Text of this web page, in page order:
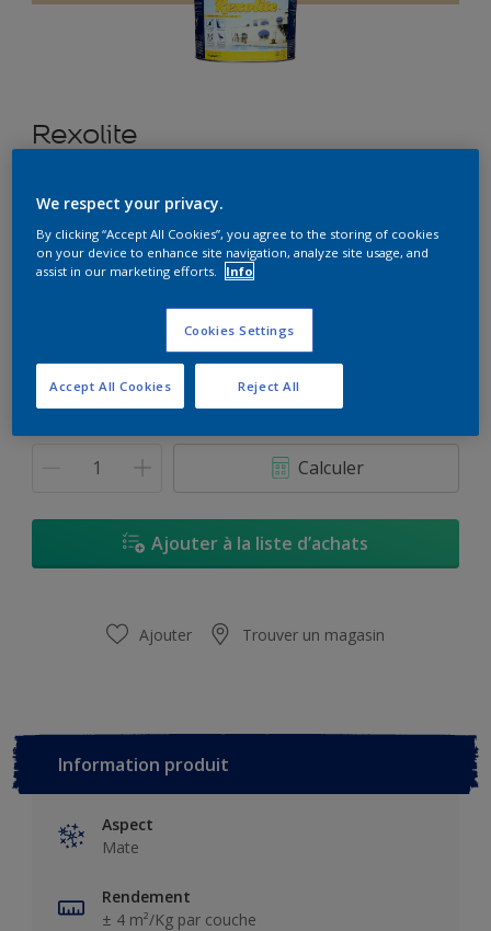
Rexolite
F2.15.76
Changer de couleur
25Kg
Calculer
Ajouter à la liste d’achats
Ajouter Trouver un magasin
Information produit
Aspect
Mate
Rendement
± 4 m²/Kg par couche
We respect your privacy.
By clicking “Accept All Cookies”, you agree to the storing of cookies
on your device to enhance site navigation, analyze site usage, and
assist in our marketing efforts.
Info
Cookies Settings
Reject All
Accept All Cookies